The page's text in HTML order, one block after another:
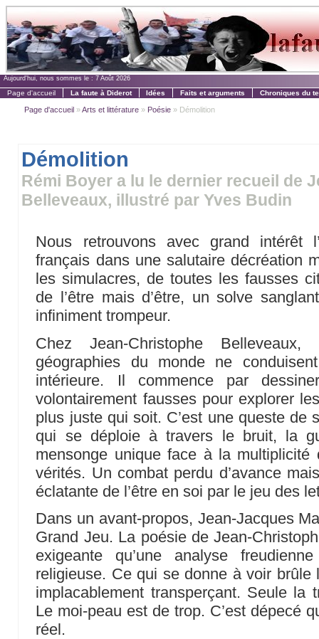
Aujourd'hui, nous sommes le : 7 Août 2026
Page d'accueil La faute à Diderot Idées Faits et arguments Chroniques du
Page d'accueil »Arts et littérature » Poésie » Démolition
Démolition
Rémi Boyer a lu le dernier recueil de
Belleveaux, illustré par Yves Budin
Nous retrouvons avec grand intérêt
français dans une salutaire décréation
les simulacres, de toutes les fausses
de l’être mais d’être, un solve
infiniment trompeur.
Chez Jean-Christophe
géographies du monde ne
intérieure. Il commence par
volontairement fausses pour explorer
plus juste qui soit. C’est une queste de
qui se déploie à travers le bruit, la
mensonge unique face à la multiplicité
vérités. Un combat perdu d’avance
éclatante de l’être en soi par le jeu des
Dans un avant-propos, Jean-Jacques
Grand Jeu. La poésie de Jean-
exigeante qu’une analyse
religieuse. Ce qui se donne à voir
implacablement transperçant. Seule la
Le moi-peau est de trop. C’est dépecé
réel.